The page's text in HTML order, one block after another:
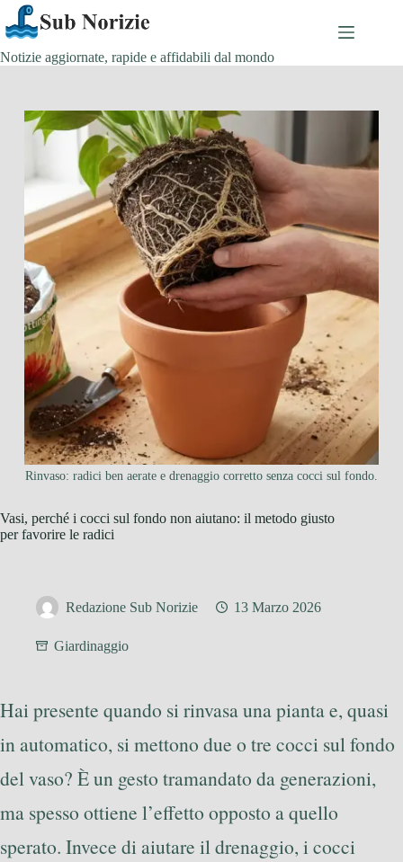
Salta
al
contenuto
Notizie aggiornate, rapide e affidabili dal mondo
Rinvaso: radici ben aerate e drenaggio corretto senza cocci sul fondo.
Vasi, perché i cocci sul fondo non aiutano: il metodo giusto
per favorire le radici
Redazione Sub Norizie 13 Marzo 2026
Giardinaggio
Hai presente quando si rinvasa una pianta e, quasi
in automatico, si mettono due o tre cocci sul fondo
del vaso? È un gesto tramandato da generazioni,
ma spesso ottiene l’effetto opposto a quello
sperato. Invece di aiutare il drenaggio, i cocci